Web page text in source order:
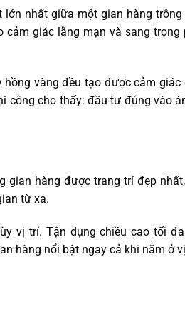
nhất giữa một gian hàng
giác lãng mạn và sang trọng
vàng đều tạo được cảm
công cho thấy: đầu tư đúng vào
hàng được trang trí đẹp
từ xa.
vị trí. Tận dụng chiều cao tối
hàng nổi bật ngay cả khi nằm ở